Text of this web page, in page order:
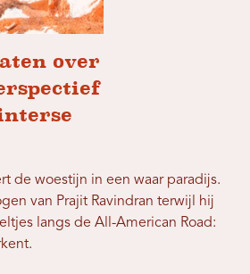
over
de woestijn in een waar paradijs.
van Prajit Ravindran terwijl hij
langs de All-American Road: